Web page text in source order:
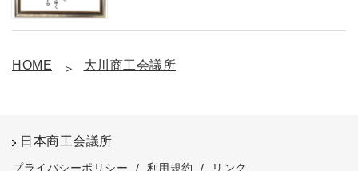
HOME 大川商工会議所
日本商工会議所
プライバシーポリシー / 利用規約 / リンク